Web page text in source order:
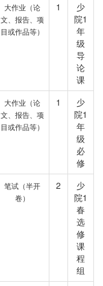
大作业（论
文、报告、项
目或作品等）
1
少
院1
年
级
导
论
课
大作业（论
文、报告、项
目或作品等）
1
少
院1
年
级
必
修
笔试（半开
卷）
2
少
院1
春
选
修
课
程
组